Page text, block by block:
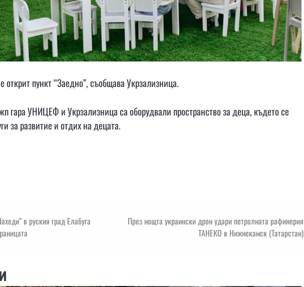
пункт “Заедно”, съобщава Укрзализница.
гара УНИЦЕФ и Укрзализница са оборудвали пространство за деца, където се
за развитие и отдих на децата.
в руския град Елабуга
През нощта украински дрон удари петролната рафинерия
ТАНЕКО в Нижнекамск (Татарстан)